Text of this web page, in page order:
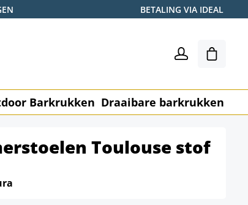
BETALING VIA IDEAL
Barkrukken Draaibare barkrukken
Toulouse stof